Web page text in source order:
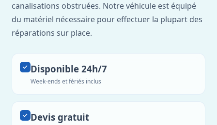
canalisations obstruées. Notre véhicule est équipé
du matériel nécessaire pour effectuer la plupart des
réparations sur place.
Disponible 24h/7
Week-ends et fériés inclus
Devis gratuit